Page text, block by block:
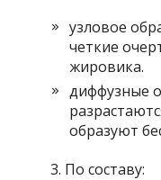
узловое
четкие
жировика.
диффузные
образуют
По составу: